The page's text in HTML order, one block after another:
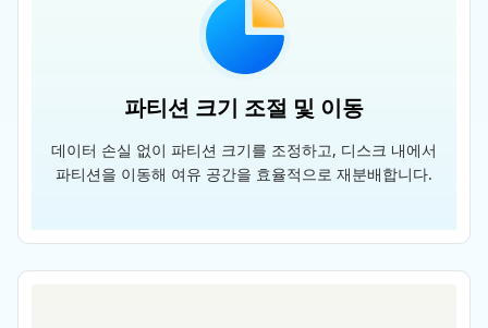
파티션 크기 조절 및 이동
데이터 손실 없이 파티션 크기를 조정하고, 디스크 내에서
파티션을 이동해 여유 공간을 효율적으로 재분배합니다.